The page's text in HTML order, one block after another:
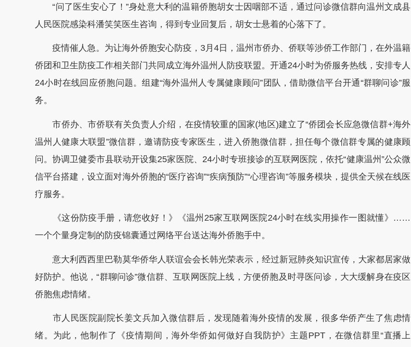
“问了医生安心了！”身处意大利的温籍侨胞胡女士因咽部不适，通过问诊微信群向温州文成县
人民医院感染科潘笑笑医生咨询，得到专业回复后，胡女士悬着的心落下了。
疫情催人急。为让海外侨胞安心防疫，3月4日，温州市侨办、侨联等涉侨工作部门，在外温籍
侨团和卫生防疫工作相关部门共同成立海外温州人防疫联盟。开通24小时为侨服务热线，安排专人
24小时在线回应侨胞问题。组建“海外温州人专属健康顾问”团队，借助微信平台开通“群聊问诊”服
务。
市侨办、市侨联有关负责人介绍，在疫情较重的国家(地区)建立了“侨团会长应急微信群+海外
温州人健康大联盟”微信群，邀请防疫专家医生，进入侨胞微信群，担任每个微信群专属的健康顾
问。协调卫健委市县联动开设集25家医院、24小时专班接诊的互联网医院，依托“健康温州”公众微
信平台搭建，设立面对海外侨胞的“医疗咨询”“疾病预防”“心理咨询”等服务模块，提供全天候在线医
疗服务。
《这份防疫手册，请您收好！》《温州25家互联网医院24小时在线实用操作一图就懂》……
一个个量身定制的防疫锦囊通过网络平台送达海外侨胞手中。
意大利西西里巴勒莫华侨华人联谊会会长韩光荣表示，经过新冠肺炎知识宣传，大家都居家做
好防护。他说，“群聊问诊”微信群、互联网医院上线，方便侨胞及时寻医问诊，大大缓解身在疫区
侨胞焦虑情绪。
市人民医院副院长姜文兵加入微信群后，发现随着海外疫情的发展，很多华侨产生了焦虑情
绪。为此，他制作了《疫情期间，海外华侨如何做好自我防护》主题PPT，在微信群里“直播上